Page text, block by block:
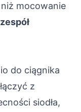
niż mocowanie
do ciągnika
z
siodła,